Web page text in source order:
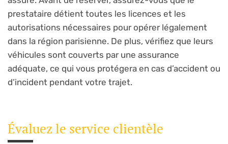
prestataire détient toutes les licences et les
autorisations nécessaires pour opérer légalement
dans la région parisienne. De plus, vérifiez que leurs
véhicules sont couverts par une assurance
adéquate, ce qui vous protégera en cas d’accident ou
d’incident pendant votre trajet.
Évaluez le service clientèle